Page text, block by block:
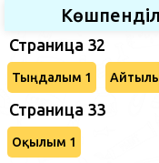
Страница 32
Тыңдалым 1
Страница 33
Оқылым 1